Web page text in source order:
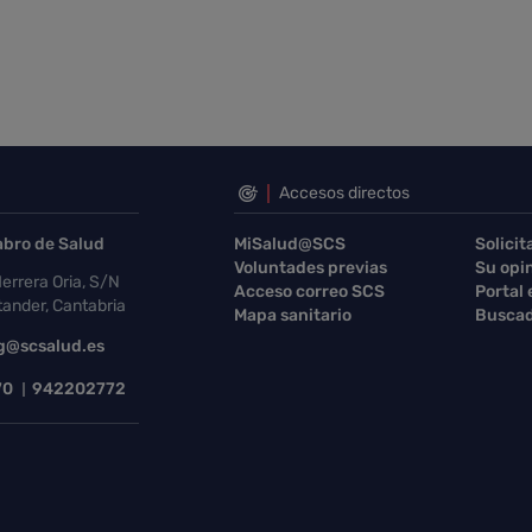
de Salud
Oria, S/N
Cantabria
942202772
Accesos directos
MiSalud@SCS
Voluntades previas
Su
Acceso correo SCS
Portal
Mapa sanitario